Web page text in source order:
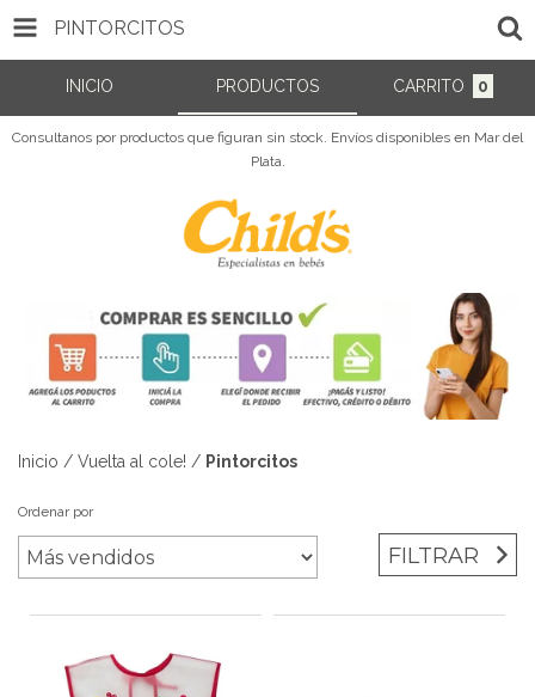
PINTORCITOS
INICIO PRODUCTOS CARRITO 0
Consultanos por productos que figuran sin stock. Envíos disponibles en Mar del
Plata.
Inicio / Vuelta al cole! / Pintorcitos
Ordenar por
FILTRAR